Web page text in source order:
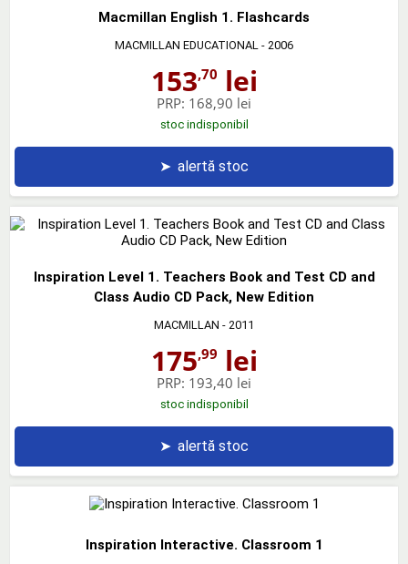
Macmillan English 1. Flashcards
MACMILLAN EDUCATIONAL - 2006
153,70 lei
PRP: 168,90 lei
stoc indisponibil
➤ alertă stoc
Inspiration Level 1. Teachers Book and Test CD and
Class Audio CD Pack, New Edition
MACMILLAN - 2011
175,99 lei
PRP: 193,40 lei
stoc indisponibil
➤ alertă stoc
Inspiration Interactive. Classroom 1